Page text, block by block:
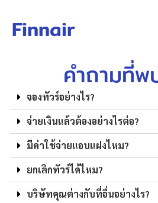
Finnair
คำถามที่
จองทัวร์อย่างไร?
จ่ายเงินแล้วต้องอย่างไรต่อ?
มีค่าใช้จ่ายแอบแฝงไหม?
ยกเลิกทัวร์ได้ไหม?
บริษัทคุณต่างกับที่อื่นอย่างไร?